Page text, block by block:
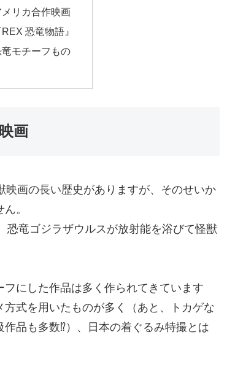
リカ合作映画
恐竜物語』
モチーフもの
画
画の長い歴史がありますが、そのせいか
。
恐竜ゴジラザウルスが放射能を浴びて怪獣
にした作品は多く作られてきています
式を用いたものが多く（あと、トカゲな
品も多数⁉）、日本の着ぐるみ特撮とは